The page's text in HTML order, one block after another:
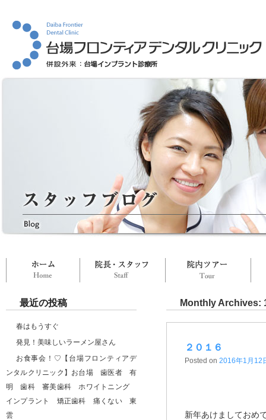
ホーム 院長・スタッフ
最近の投稿
春はもうすぐ
発見！美味しいラーメン屋さん
お食事会！♡【台場フロンティアデ
ンタルクリニック】お台場 歯医者 有
明 歯科 審美歯科 ホワイトニング
インプラント 矯正歯科 痛くない 東
雲
Monthly Archives:
２０１６
Posted on 2016年1月12
新年あけましておめ